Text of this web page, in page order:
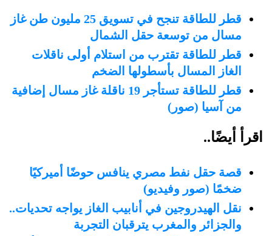
قطر للطاقة تنجح في تسويق 25 مليون طن غاز
مسال من توسعة حقل الشمال
قطر للطاقة تقترب من استلام أولى ناقلات
الغاز المسال بأسطولها الضخم
قطر للطاقة تستأجر 19 ناقلة غاز مسال إضافية
من آسيا (صور)
اقرأ أيضًا..
قصة حقل نفط مصري ينافس حوضًا أميركيًا
ضخمًا (صور وفيديو)
نقل الهيدروجين في أنابيب الغاز يواجه تحديات..
والجزائر والمغرب يترقبان التجربة